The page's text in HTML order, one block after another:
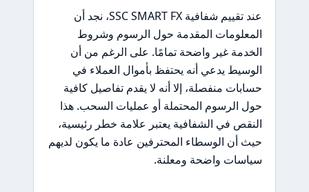
عند تقييم شفافية SSC SMART FX، نجد أن
المعلومات المقدمة حول الرسوم وشروط
الخدمة غير واضحة تمامًا. على الرغم من أن
الوسيط يدعي أنه يحتفظ بأموال العملاء في
حسابات منفصلة، إلا أنه لا يقدم تفاصيل كافية
حول الرسوم المحتملة أو عمليات السحب. هذا
النقص في الشفافية يعتبر علامة خطر رئيسية،
حيث أن الوسطاء المحترفين عادة ما يكون لديهم
سياسات واضحة ومعلنة.